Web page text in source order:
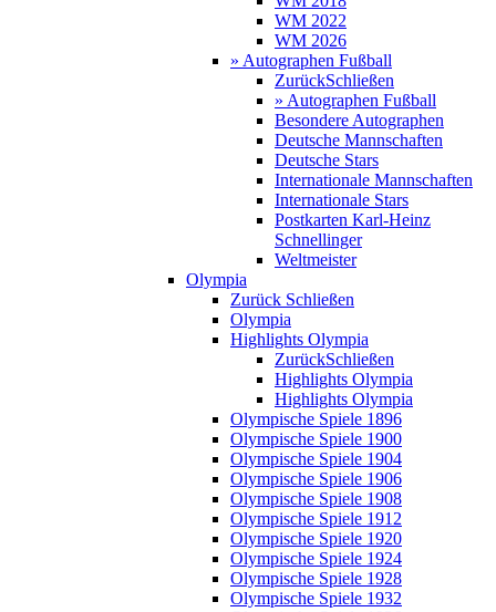
WM 2022
WM 2026
» Autographen Fußball
ZurückSchließen
» Autographen Fußball
Besondere Autographen
Deutsche Mannschaften
Deutsche Stars
Internationale Mannschaften
Internationale Stars
Postkarten Karl-Heinz
Schnellinger
Weltmeister
Olympia
Zurück Schließen
Olympia
Highlights Olympia
ZurückSchließen
Highlights Olympia
Highlights Olympia
Olympische Spiele 1896
Olympische Spiele 1900
Olympische Spiele 1904
Olympische Spiele 1906
Olympische Spiele 1908
Olympische Spiele 1912
Olympische Spiele 1920
Olympische Spiele 1924
Olympische Spiele 1928
Olympische Spiele 1932